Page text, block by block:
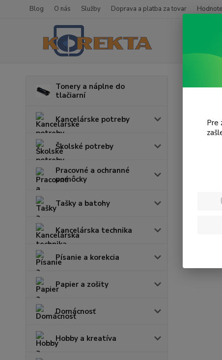
Blog O nás Služby Doprava a platba za tovar
Tonery a náplne do
tlačiarní
Kancelárske potreby
Školské potreby
Pracovné a ochranné
pomôcky
Tašky a batohy
Kancelárska technika
Písanie a korekcia
Papier a zošity
Domácnosť
Hobby a kreatíva
V tejto
Pre